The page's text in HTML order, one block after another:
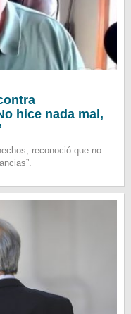
hice nada mal,
reconoció que no